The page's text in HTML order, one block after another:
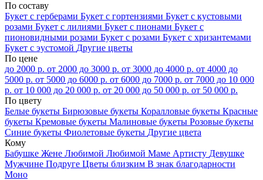
По составу
Букет с герберами Букет с гортензиями Букет с кустовыми
розами Букет с лилиями Букет с пионами Букет с
пионовидными розами Букет с розами Букет с хризантемами
Букет с эустомой Другие цветы
По цене
до 2000 р. от 2000 до 3000 р. от 3000 до 4000 р. от 4000 до
5000 р. от 5000 до 6000 р. от 6000 до 7000 р. от 7000 до 10 000
р. от 10 000 до 20 000 р. от 20 000 до 50 000 р. от 50 000 р.
По цвету
Белые букеты Бирюзовые букеты Коралловые букеты Красные
букеты Кремовые букеты Малиновые букеты Розовые букеты
Синие букеты Фиолетовые букеты Другие цвета
Кому
Бабушке Жене Любимой Любимой Маме Артисту Девушке
Мужчине Подруге Цветы близким В знак благодарности
Моно